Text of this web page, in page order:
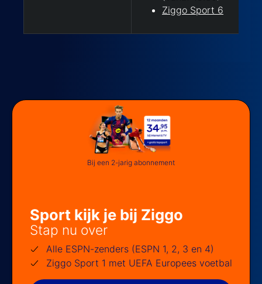
Ziggo Sport 6
Sport kijk je bij Ziggo
Stap nu over
Alle ESPN-zenders (ESPN 1, 2, 3 en 4)
Ziggo Sport 1 met UEFA Europees voetbal
Bij een 2-jarig abonnement